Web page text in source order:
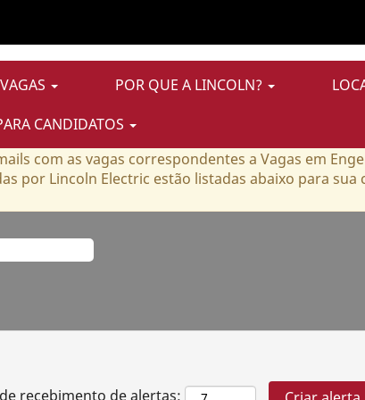
POR QUE A LINCOLN?
CANDIDATOS
Vagas em
com as vagas correspondentes a Vagas em
por Lincoln Electric estão listadas abaixo para sua
recebimento de alertas: